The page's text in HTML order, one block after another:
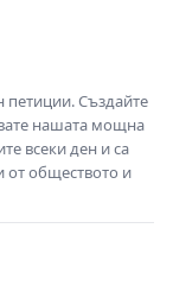
петиции. Създайте
нашата мощна
всеки ден и са
от обществото и